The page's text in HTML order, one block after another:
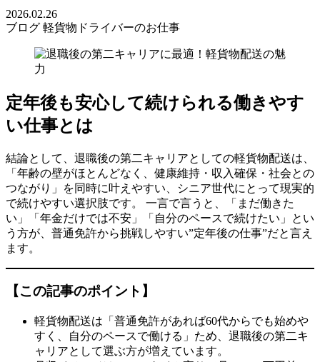
2026.02.26
ブログ 軽貨物ドライバーのお仕事
定年後も安心して続けられる働きやす
い仕事とは
結論として、退職後の第二キャリアとしての軽貨物配送は、
「年齢の壁がほとんどなく、健康維持・収入確保・社会との
つながり」を同時に叶えやすい、シニア世代にとって現実的
で続けやすい選択肢です。 一言で言うと、「まだ働きた
い」「年金だけでは不安」「自分のペースで続けたい」とい
う方が、普通免許から挑戦しやすい”定年後の仕事”だと言え
ます。
【この記事のポイント】
軽貨物配送は「普通免許があれば60代からでも始めや
すく、自分のペースで働ける」ため、退職後の第二キ
ャリアとして選ぶ方が増えています。